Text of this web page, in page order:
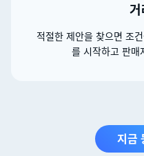
적절한 제안을 찾으면 조
를 시작하고 판매
지금